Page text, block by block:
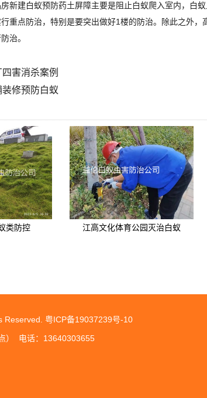
新建白蚁预防药土屏障主要是阻止白蚁爬入室内，白
重点防治，特别是要突出做好1楼的防治。除此之外
治。
害消杀案例
修预防白蚁
类防控 江高文化体育公园灭治白蚁
Reserved. 粤ICP备19037239号-10
） 电话：13640303655